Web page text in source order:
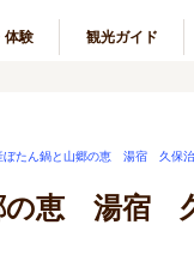
体験 観光ガイド
たん鍋と山郷の恵 湯宿 久保治
の恵 湯宿